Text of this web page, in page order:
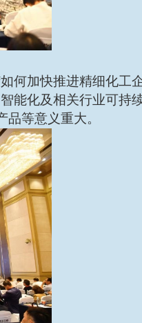
何加快推进精细化工
能化及相关行业可持
等意义重大。